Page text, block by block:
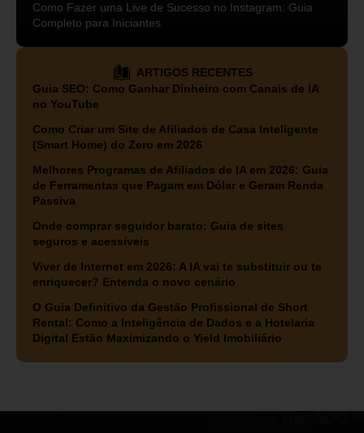
Como Fazer uma Live de Sucesso no Instagram: Guia
Completo para Iniciantes
ARTIGOS RECENTES
Guia SEO: Como Ganhar Dinheiro com Canais de IA
no YouTube
Como Criar um Site de Afiliados de Casa Inteligente
(Smart Home) do Zero em 2026
Melhores Programas de Afiliados de IA em 2026: Guia
de Ferramentas que Pagam em Dólar e Geram Renda
Passiva
Onde comprar seguidor barato: Guia de sites
seguros e acessíveis
Viver de Internet em 2026: A IA vai te substituir ou te
enriquecer? Entenda o novo cenário
O Guia Definitivo da Gestão Profissional de Short
Rental: Como a Inteligência de Dados e a Hotelaria
Digital Estão Maximizando o Yield Imobiliário